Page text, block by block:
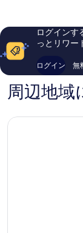
の
コ
ミ
ログインす
っとリワー
ログイン 無
周辺地域